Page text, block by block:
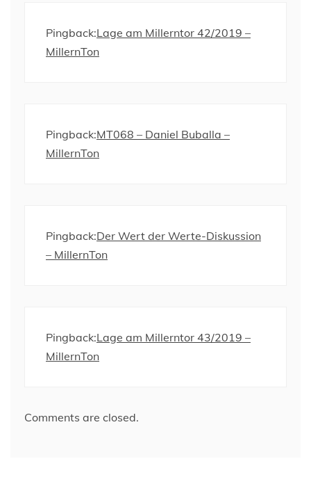
Pingback:Lage am Millerntor 42/2019 –
MillernTon
Pingback:MT068 – Daniel Buballa –
MillernTon
Pingback:Der Wert der Werte-Diskussion
– MillernTon
Pingback:Lage am Millerntor 43/2019 –
MillernTon
Comments are closed.